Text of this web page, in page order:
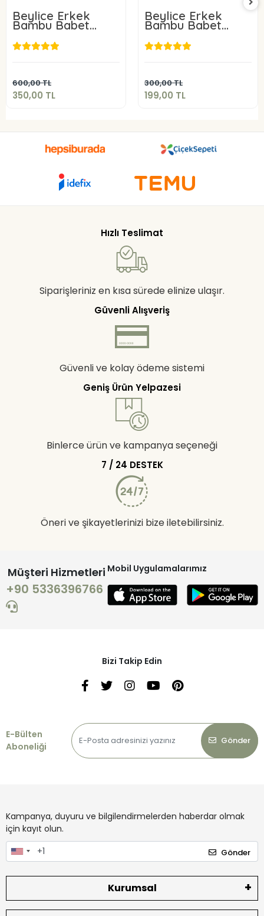
Beylice Erkek
Bambu Babet
Çorap 6 Adet
600,00 TL
350,00 TL
350,00 TL
Beylice Erkek
Bambu Babet
Çorap 3 Adet
300,00 TL
199,00 TL
199,00 TL
Hızlı Teslimat
Siparişleriniz en kısa sürede elinize ulaşır.
Güvenli Alışveriş
Güvenli ve kolay ödeme sistemi
Geniş Ürün Yelpazesi
Binlerce ürün ve kampanya seçeneği
7 / 24 DESTEK
Öneri ve şikayetlerinizi bize iletebilirsiniz.
Müşteri Hizmetleri
+90 5336396766
Mobil Uygulamalarımız
Bizi Takip Edin
E-Bülten
Aboneliği
Gönder
Kampanya, duyuru ve bilgilendirmelerden haberdar olmak
için kayıt olun.
Gönder
Kurumsal